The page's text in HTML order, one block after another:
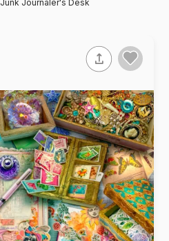
Journaler's Desk